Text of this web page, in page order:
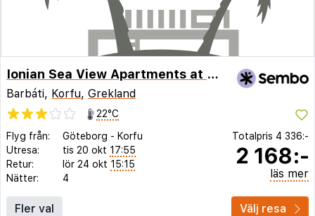
Ionian Sea View Apartments at Barbati by Konnect
Barbáti, Korfu, Grekland
22°C
Flyg från:
Göteborg - Korfu
Utresa:
tis 20 okt 17:55
Retur:
lör 24 okt 15:15
Nätter:
4
Totalpris 4 336:-
2 168:-
läs mer
Fler val Välj resa